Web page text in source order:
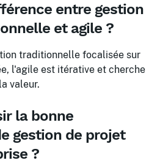
entre gestion
et agile ?
traditionnelle focalisée sur
l'agile est itérative et cherche
valeur.
la bonne
gestion de projet
?